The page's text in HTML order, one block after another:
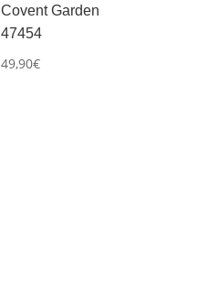
Covent Garden
47454
49,90€